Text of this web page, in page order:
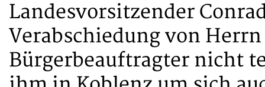
Landesvorsitzender
Verabschiedung von
Bürgerbeauftragter nicht